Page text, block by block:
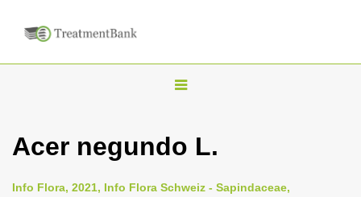
T
g
Acer negundo L.
Info Flora, 2021, Info Flora Schweiz - Sapindaceae,